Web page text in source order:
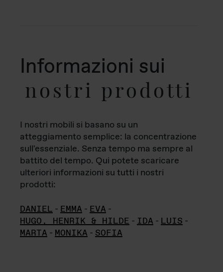
Informazioni sui
nostri prodotti
I nostri mobili si basano su un
atteggiamento semplice: la concentrazione
sull'essenziale. Senza tempo ma sempre al
battito del tempo. Qui potete scaricare
ulteriori informazioni su tutti i nostri
prodotti:
DANIEL - EMMA - EVA -
HUGO, HENRIK & HILDE - IDA - LUIS -
MARTA - MONIKA - SOFIA